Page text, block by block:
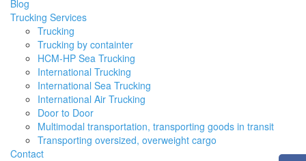
Blog
Trucking Services
Trucking
Trucking by containter
HCM-HP Sea Trucking
International Trucking
International Sea Trucking
International Air Trucking
Door to Door
Multimodal transportation, transporting goods in transit
Transporting oversized, overweight cargo
Contact